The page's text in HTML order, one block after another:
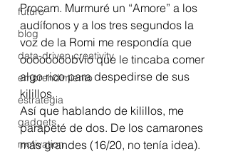
futuro
blog
data-driven creativity
emprendimiento
estrategia
gadgets
motivation
Procam. Murmuré un “Amore” a los
audífonos y a los tres segundos la
voz de la Romi me respondía que
oooooooobvio que le tincaba comer
algo rico para despedirse de sus
kilillos.
Así que hablando de kilillos, me
parapeté de dos. De los camarones
más grandes (16/20, no tenía idea).